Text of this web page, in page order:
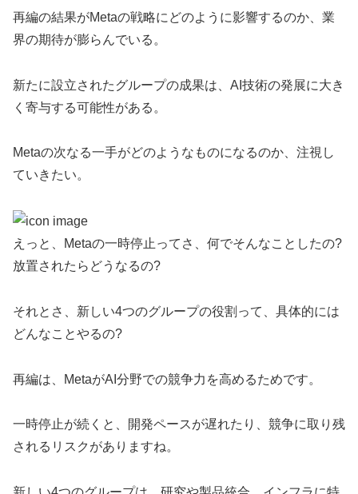
再編の結果がMetaの戦略にどのように影響するのか、業
界の期待が膨らんでいる。
新たに設立されたグループの成果は、AI技術の発展に大き
く寄与する可能性がある。
Metaの次なる一手がどのようなものになるのか、注視し
ていきたい。
えっと、Metaの一時停止ってさ、何でそんなことしたの?
放置されたらどうなるの?
それとさ、新しい4つのグループの役割って、具体的には
どんなことやるの?
再編は、MetaがAI分野での競争力を高めるためです。
一時停止が続くと、開発ペースが遅れたり、競争に取り残
されるリスクがありますね。